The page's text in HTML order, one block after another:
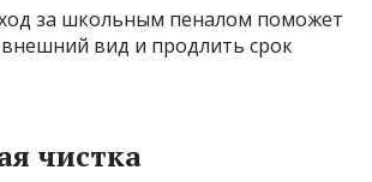
за школьным пеналом поможет
внешний вид и продлить срок
чистка